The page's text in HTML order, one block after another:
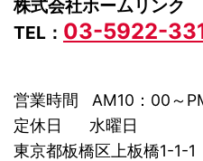
株式会社ホームリンク
TEL： 03-5922-
営業時間 AM10：00～
定休日 水曜日
東京都板橋区上板橋1-1-1